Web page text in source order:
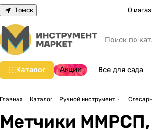
Томск О
Каталог Акции Все для сада
Главная Каталог Ручной инструмент
Метчики